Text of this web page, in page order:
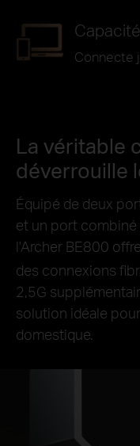
Connecte
La véritable
déverrouille
Équipé de deux
et un port combiné
l'Archer BE800
des connexions
2,5G
solution idéale
domestique.